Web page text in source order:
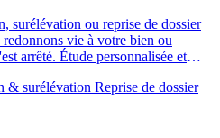
surélévation ou reprise de dossier
vie à votre bien ou
arrêté. Étude personnalisée et
& surélévation Reprise de dossier